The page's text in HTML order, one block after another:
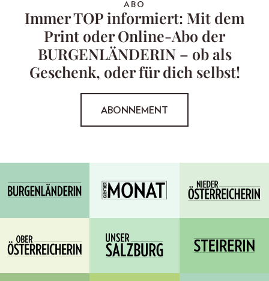
ABO
Immer TOP informiert: Mit dem
Print oder Online-Abo der
BURGENLÄNDERIN – ob als
Geschenk, oder für dich selbst!
ABONNEMENT